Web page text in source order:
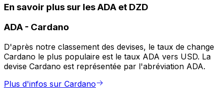
En savoir plus sur les ADA et DZD
ADA - Cardano
D'après notre classement des devises, le taux de change
Cardano le plus populaire est le taux ADA vers USD. La
devise Cardano est représentée par l'abréviation ADA.
Plus d'infos sur Cardano